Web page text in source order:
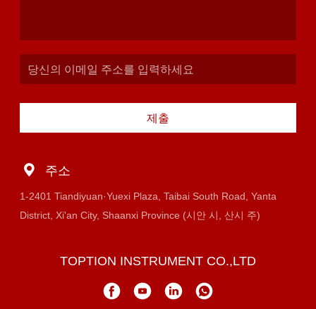
제출
주소
1-2401 Tiandiyuan·Yuexi Plaza, Taibai South Road, Yanta
District, Xi'an City, Shaanxi Province (시안 시, 산시 주)
TOPTION INSTRUMENT CO.,LTD